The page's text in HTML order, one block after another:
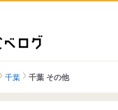
千葉 千葉 その他